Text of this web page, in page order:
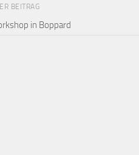
BEITRAG
in Boppard